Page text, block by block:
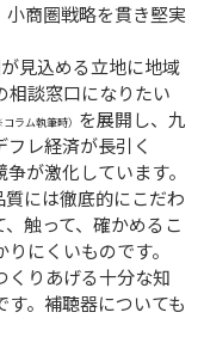
小商圏戦略を貫き堅実
見込める立地に地域
相談窓口になりたい
コラム執筆時） を展開し、九
レ経済が長引く
が激化しています。
には徹底的にこだわ
触って、確かめるこ
にくいものです。
くりあげる十分な知
。補聴器についても